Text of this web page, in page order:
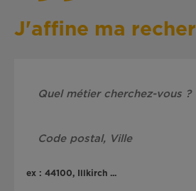
J'affine ma
ex : 44100, Illkirch ...